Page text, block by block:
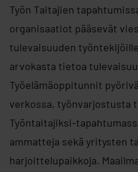
Työn Taitajien
organisaatiot pääsevät
tulevaisuuden
arvokasta tietoa
Työelämäoppitunnit
verkossa, työnvarjostusta
Työntaitajiksi-
ammatteja sekä yritysten
harjoittelupaikkoja.